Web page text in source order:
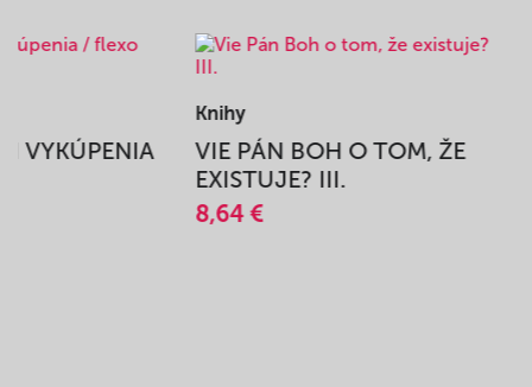
VYKÚPENIA
Knihy
VIE PÁN BOH O TOM, ŽE
EXISTUJE? III.
8,64 €